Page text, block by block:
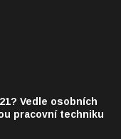
Vedle osobních
pracovní techniku